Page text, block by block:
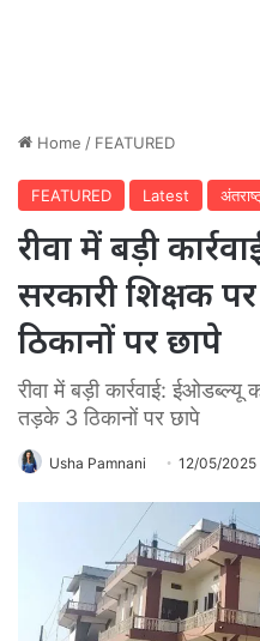
Home / FEATURED
FEATURED Latest
रीवा में बड़ी
सरकारी शिक्षक
ठिकानों पर छापे
रीवा में बड़ी कार्रवाई:
तड़के 3 ठिकानों पर छापे
Usha Pamnani 12/05/2025